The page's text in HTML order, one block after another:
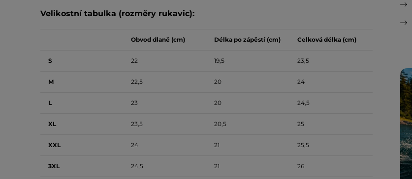
Velikostní tabulka (rozměry rukavic):
Obvod dlaně (cm) Délka po zápěstí (cm) Celková délka (cm)
S 22 19,5 23,5
M 22,5 20 24
L 23 20 24,5
XL 23,5 20,5 25
XXL 24 21 25,5
3XL 24,5 21 26